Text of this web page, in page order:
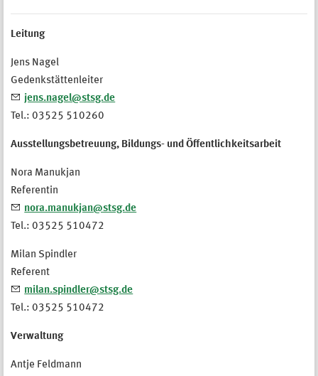
Leitung
Jens Nagel
Gedenkstättenleiter
jens.nagel@stsg.de
Tel.: 03525 510260
Ausstellungsbetreuung, Bildungs- und Öffentlichkeitsarbeit
Nora Manukjan
Referentin
nora.manukjan@stsg.de
Tel.: 03525 510472
Milan Spindler
Referent
milan.spindler@stsg.de
Tel.: 03525 510472
Verwaltung
Antje Feldmann